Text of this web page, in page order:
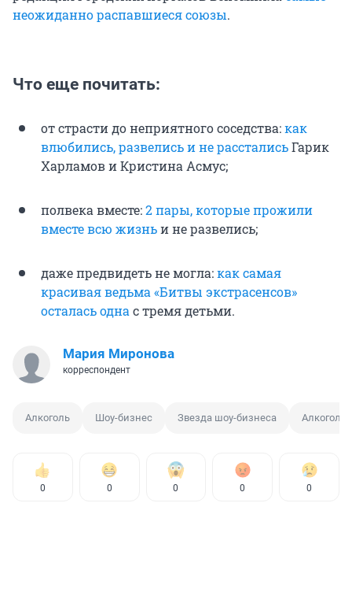
неожиданно распавшиеся союзы.
Что еще почитать:
от страсти до неприятного соседства:как
влюбились, развелись и не рассталисьГарик
Харламов и Кристина Асмус;
полвека вместе:2 пары, которые прожили
вместе всю жизньи не развелись;
даже предвидеть не могла:как самая
красивая ведьма «Битвы экстрасенсов»
осталась одна с тремя детьми.
Мария Миронова
корреспондент
Алкоголь Шоу-бизнес Звезда шоу-бизнеса
0 0 0 0 0